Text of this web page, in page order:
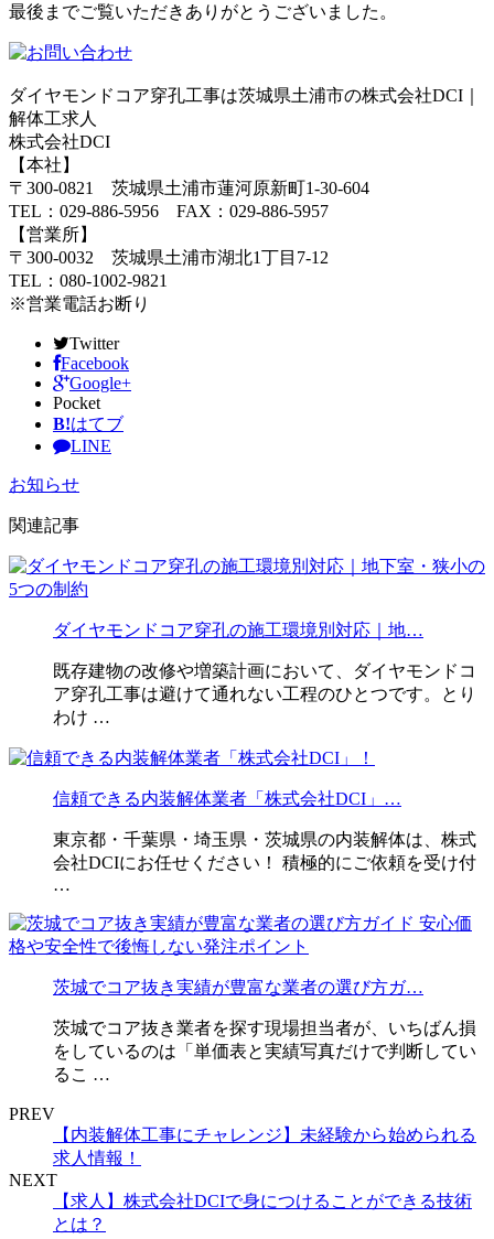
最後までご覧いただきありがとうございました。
ダイヤモンドコア穿孔工事は茨城県土浦市の株式会社DCI｜
解体工求人
株式会社DCI
【本社】
〒300-0821 茨城県土浦市蓮河原新町1-30-604
TEL：029-886-5956 FAX：029-886-5957
【営業所】
〒300-0032 茨城県土浦市湖北1丁目7-12
TEL：080-1002-9821
※営業電話お断り
Twitter
Facebook
Google+
Pocket
B!はてブ
LINE
お知らせ
関連記事
ダイヤモンドコア穿孔の施工環境別対応｜地…
既存建物の改修や増築計画において、ダイヤモンドコ
ア穿孔工事は避けて通れない工程のひとつです。とり
わけ …
信頼できる内装解体業者「株式会社DCI」…
東京都・千葉県・埼玉県・茨城県の内装解体は、株式
会社DCIにお任せください！ 積極的にご依頼を受け付
…
茨城でコア抜き実績が豊富な業者の選び方ガ…
茨城でコア抜き業者を探す現場担当者が、いちばん損
をしているのは「単価表と実績写真だけで判断してい
るこ …
PREV
【内装解体工事にチャレンジ】未経験から始められる
求人情報！
NEXT
【求人】株式会社DCIで身につけることができる技術
とは？